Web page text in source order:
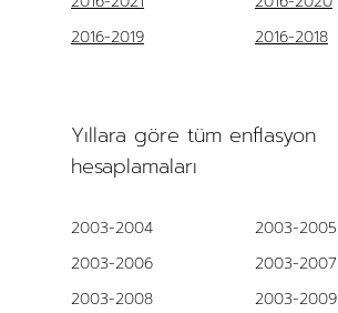
2016-2019
2016-2018
Yıllara göre tüm enflasyon
hesaplamaları
2003-2004
2003-2005
2003-2006
2003-2007
2003-2008
2003-2009